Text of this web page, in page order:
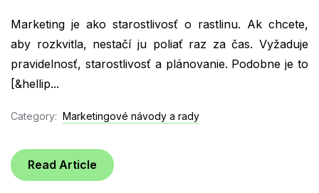
Marketing je ako starostlivosť o rastlinu. Ak chcete,
aby rozkvitla, nestačí ju poliať raz za čas. Vyžaduje
pravidelnosť, starostlivosť a plánovanie. Podobne je to
[&hellip...
Category: Marketingové návody a rady
Read Article